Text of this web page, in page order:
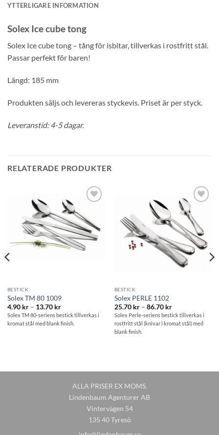
YTTERLIGARE INFORMATION
Solex Ice cube tong
Solex Ice cube tong – tång för isbitar, tillverkas i rostfritt stål.
Passar perfekt för baren!
Längd: 185 mm
Produkten säljs och levereras styckevis. Priset är per styck.
Leveranstid: 4-5 dagar.
RELATERADE PRODUKTER
Lägg till i
önskelistan
BESTICK
Solex TM 80 1009
4.90 kr – 13.70 krPrisintervall:
4.90 kr
till
13.70 kr
Solex TM 80-seriens bestick tillverkas i
kromat stål med blank finish.
Lägg till i
önskelistan
BESTICK
Solex PERLE 1102
25.70 kr – 86.70 krPrisintervall:
25.70 kr
till
86.70 kr
Solex Perle-seriens bestick tillverkas i
rostfritt stål (knivar i kromat stål) med
blank finish.
ALLA PRISER EX MOMS.
Lindenbaum Agenturer AB
Vintervägen 54
135 40 Tyresö